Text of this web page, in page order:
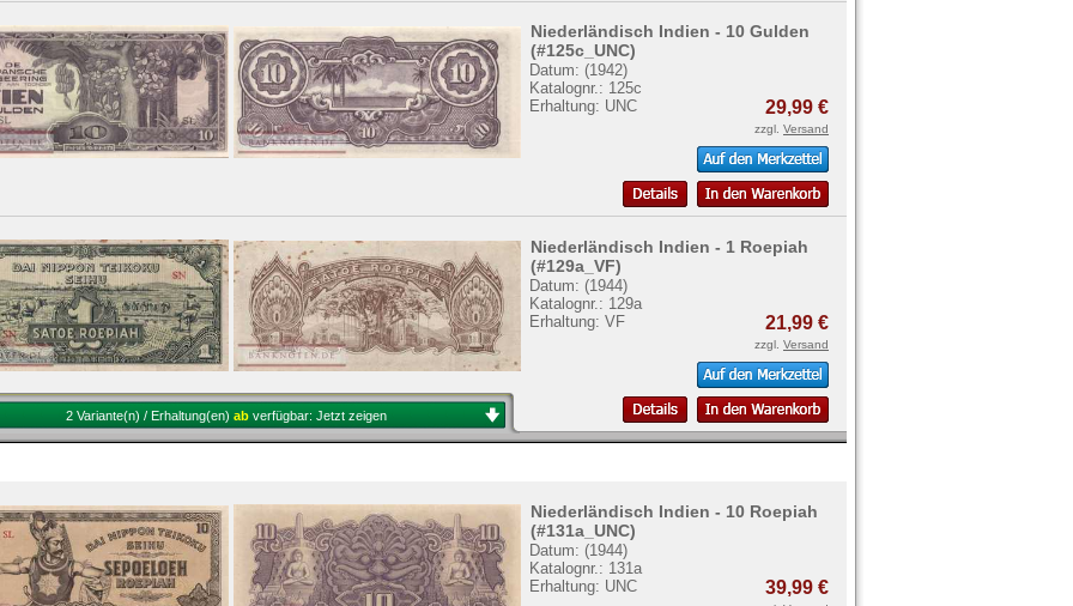
Niederländisch Indien - 10 Gulden
(#125c_UNC)
Datum: (1942)
Katalognr.: 125c
Erhaltung: UNC
29,99 €
zzgl. Versand
Niederländisch Indien - 1 Roepiah
(#129a_VF)
Datum: (1944)
Katalognr.: 129a
Erhaltung: VF
21,99 €
zzgl. Versand
2 Variante(n) / Erhaltung(en) ab verfügbar: Jetzt zeigen
Niederländisch Indien - 10 Roepiah
(#131a_UNC)
Datum: (1944)
Katalognr.: 131a
Erhaltung: UNC
39,99 €